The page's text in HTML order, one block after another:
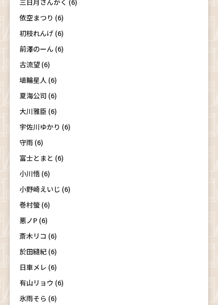
三日月さんかく (6)
依空まつり (6)
初枝れんげ (6)
前澤のーん (6)
古流望 (6)
埴輪星人 (6)
夏海公司 (6)
大川雅臣 (6)
宇佐川ゆかり (6)
守雨 (6)
富士とまと (6)
小川悟 (6)
小野崎えいじ (6)
巻村螢 (6)
悪ノP (6)
斎木リコ (6)
於田縫紀 (6)
日車メレ (6)
有山リョウ (6)
氷雨そら (6)